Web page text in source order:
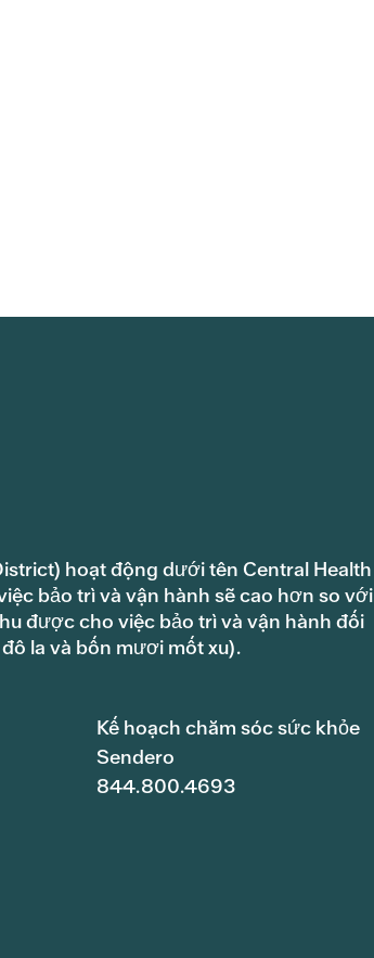
hoạt động dưới tên Central Health
bảo trì và vận hành sẽ cao hơn so với
được cho việc bảo trì và vận hành đối
la và bốn mươi mốt xu).
Kế hoạch chăm sóc sức khỏe
Sendero
844.800.4693